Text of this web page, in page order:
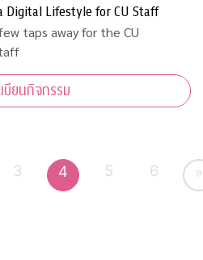
Digital Lifestyle for CU Staff
taps away for the CU
บียนกิจกรรม
3 4 5 6 »